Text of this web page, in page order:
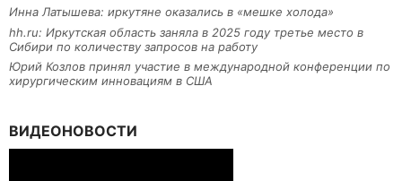
Инна Латышева: иркутяне оказались в «мешке холода»
hh.ru: Иркутская область заняла в 2025 году третье место в
Сибири по количеству запросов на работу
Юрий Козлов принял участие в международной конференции по
хирургическим инновациям в США
ВИДЕОНОВОСТИ